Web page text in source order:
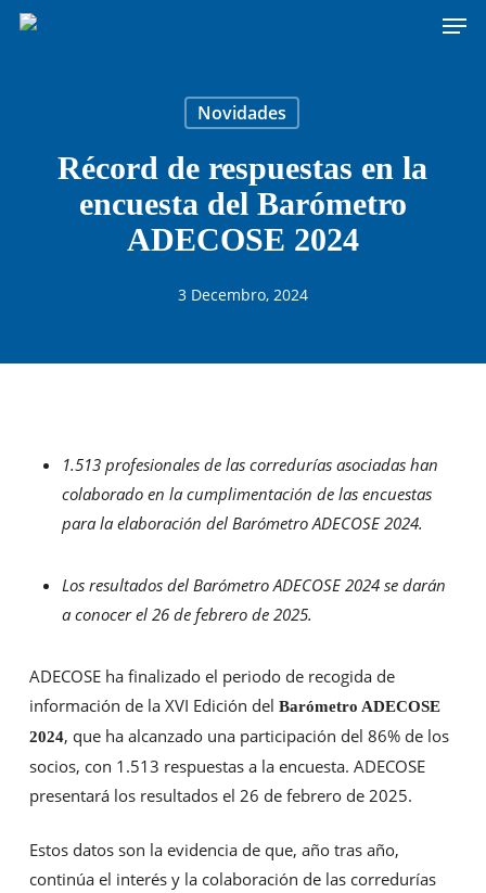
Skip
Novidades
Récord de respuestas en la
encuesta del Barómetro
ADECOSE 2024
3 Decembro, 2024
1.513 profesionales de las corredurías asociadas han
colaborado en la cumplimentación de las encuestas
para la elaboración del Barómetro ADECOSE 2024.
Los resultados del Barómetro ADECOSE 2024 se darán
a conocer el 26 de febrero de 2025.
ADECOSE ha finalizado el periodo de recogida de
información de la XVI Edición del Barómetro ADECOSE
2024, que ha alcanzado una participación del 86% de los
socios, con 1.513 respuestas a la encuesta. ADECOSE
presentará los resultados el 26 de febrero de 2025.
Estos datos son la evidencia de que, año tras año,
continúa el interés y la colaboración de las corredurías